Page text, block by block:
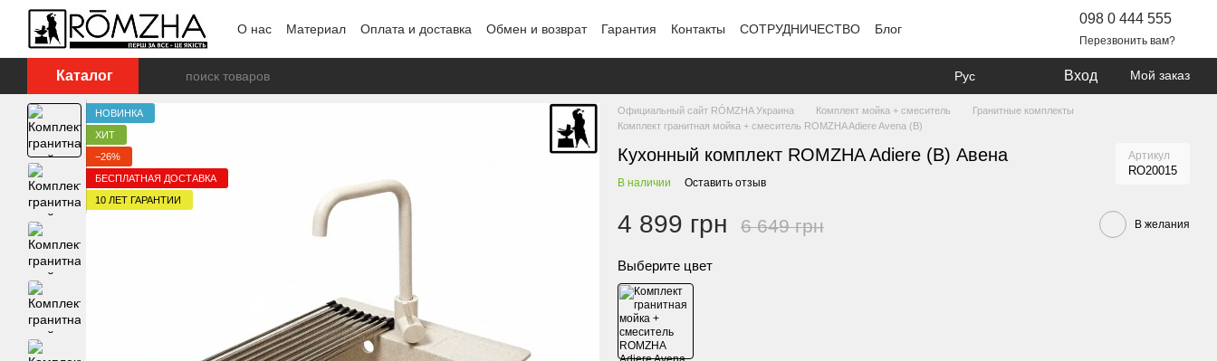
Перейти к основному контенту
О нас
Материал Оплата и доставка Обмен и возврат Гарантия Контакты СОТРУДНИЧЕСТВО Блог
098 0 444 555
Перезвонить вам?
Каталог Рус Вход Мой заказ
НОВИНКА
ХИТ
−26%
БЕСПЛАТНАЯ ДОСТАВКА
10 ЛЕТ ГАРАНТИИ
Официальный сайт RÓMZHA Украина Комплект мойка + смеситель
Гранитные комплекты
Комплект гранитная мойка + смеситель ROMZHA Adiere Avena (B)
Кухонный комплект ROMZHA Adiere (B) Авена Артикул
RO20015
В наличии Оставить отзыв
4 899 грн 6 649 грн В желания
Выберите цвет